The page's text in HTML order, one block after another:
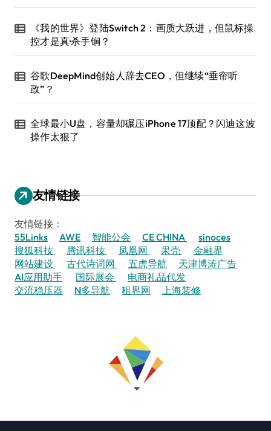
《我的世界》登陆Switch 2：画质大跃进，但鼠标操
控才是真·杀手锏？
谷歌DeepMind创始人辞去CEO，但继续“垂帘听
政”？
全球最小U盘，容量却碾压iPhone 17顶配？闪迪这波
操作太狠了
友情链接
友情链接：
55Links
AWE 智能公会 CE CHINA
sinoces
搜狐科技
腾讯科技 凤凰网 果壳
金融界
网站建设
古代诗词网 五虎导航
天津博涛广告
AI应用助手
国际展会
电商礼品代发
交流稳压器
N多导航 租界网 上海装修